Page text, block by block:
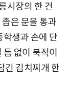
시장의 한 건
은 문을 통과
학생과 손에 단
없이 북적이
긴 김치찌개 한